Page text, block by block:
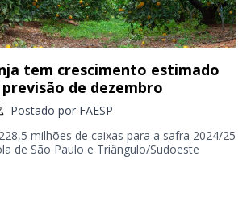
tem crescimento estimado
de dezembro
Postado por FAESP
milhões de caixas para a safra 2024/25
de São Paulo e Triângulo/Sudoeste